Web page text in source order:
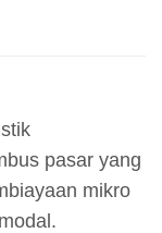
pasar yang
mikro